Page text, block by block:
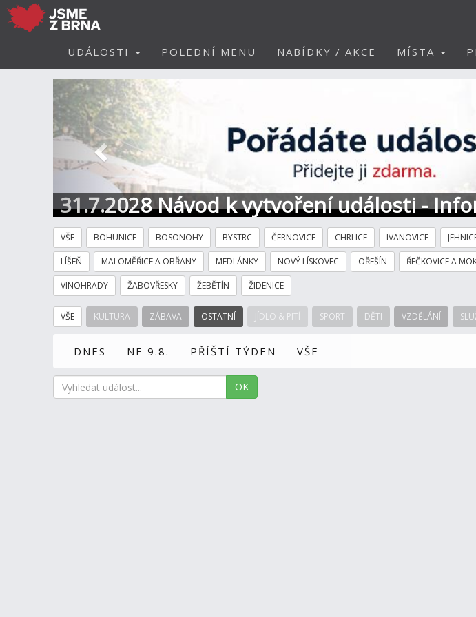
UDÁLOSTI POLEDNÍ MENU NABÍDKY / AKCE MÍSTA
31.7.2028 Návod k vytvoření události -
Předchozí
VŠE BOHUNICE BOSONOHY BYSTRC ČERNOVICE CHRLICE IVANOVICE
LÍŠEŇ MALOMĚŘICE A OBŘANY MEDLÁNKY NOVÝ LÍSKOVEC OŘEŠÍN ŘEČKOVICE A
VINOHRADY ŽABOVŘESKY ŽEBĚTÍN ŽIDENICE
VŠE KULTURA ZÁBAVA OSTATNÍ JÍDLO & PITÍ SPORT DĚTI VZDĚLÁNÍ
DNES NE 9.8. PŘÍŠTÍ TÝDEN VŠE
OK
---